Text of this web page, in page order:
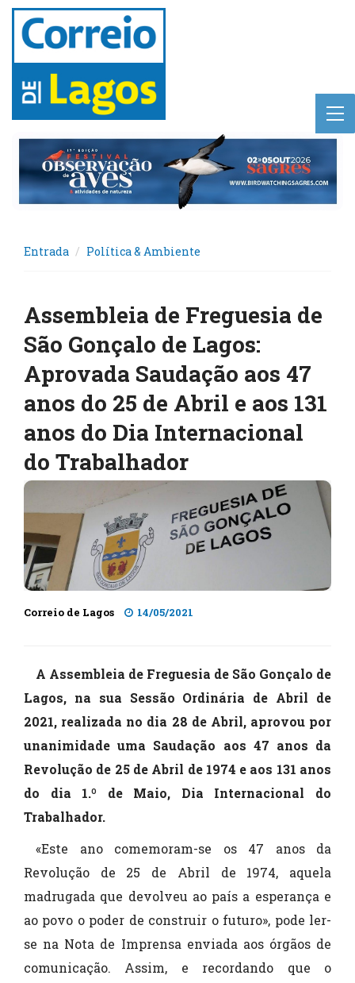
Entrada Política & Ambiente
Assembleia de Freguesia de
São Gonçalo de Lagos:
Aprovada Saudação aos 47
anos do 25 de Abril e aos 131
anos do Dia Internacional
do Trabalhador
Correio de Lagos 14/05/2021
A Assembleia de Freguesia de São Gonçalo de
Lagos, na sua Sessão Ordinária de Abril de
2021, realizada no dia 28 de Abril, aprovou por
unanimidade uma Saudação aos 47 anos da
Revolução de 25 de Abril de 1974 e aos 131 anos
do dia 1.º de Maio, Dia Internacional do
Trabalhador.
«Este ano comemoram-se os 47 anos da
Revolução de 25 de Abril de 1974, aquela
madrugada que devolveu ao país a esperança e
ao povo o poder de construir o futuro», pode ler-
se na Nota de Imprensa enviada aos órgãos de
comunicação. Assim, e recordando que o